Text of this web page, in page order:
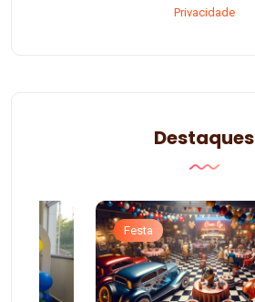
Privacidade
Destaques
Festa